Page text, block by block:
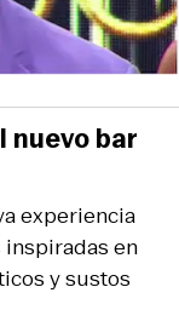
experiencia
en
y sustos
nuevo bar